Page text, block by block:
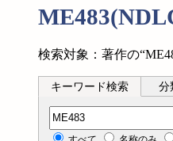
検索対象：著作の
キーワード検索 分
分類記号検索